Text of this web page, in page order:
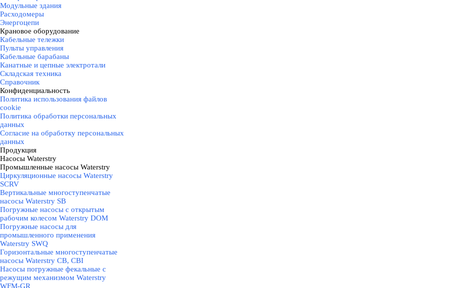
Модульные здания
Расходомеры
Энергоцепи
Крановое оборудование
Кабельные тележки
Пульты управления
Кабельные барабаны
Канатные и цепные электротали
Складская техника
Справочник
Конфиденциальность
Политика использования файлов
cookie
Политика обработки персональных
данных
Согласие на обработку персональных
данных
Продукция
Насосы Waterstry
Промышленные насосы Waterstry
Циркуляционные насосы Waterstry
SCRV
Вертикальные многоступенчатые
насосы Waterstry SB
Погружные насосы с открытым
рабочим колесом Waterstry DOM
Погружные насосы для
промышленного применения
Waterstry SWQ
Горизонтальные многоступенчатые
насосы Waterstry CB, CBI
Насосы погружные фекальные с
режущим механизмом Waterstry
WFM-GR